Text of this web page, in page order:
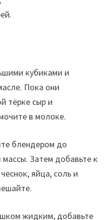
кубиками и
Пока они
тёрке сыр и
в молоке.
блендером до
Затем добавьте к
яйца, соль и
жидким, добавьте